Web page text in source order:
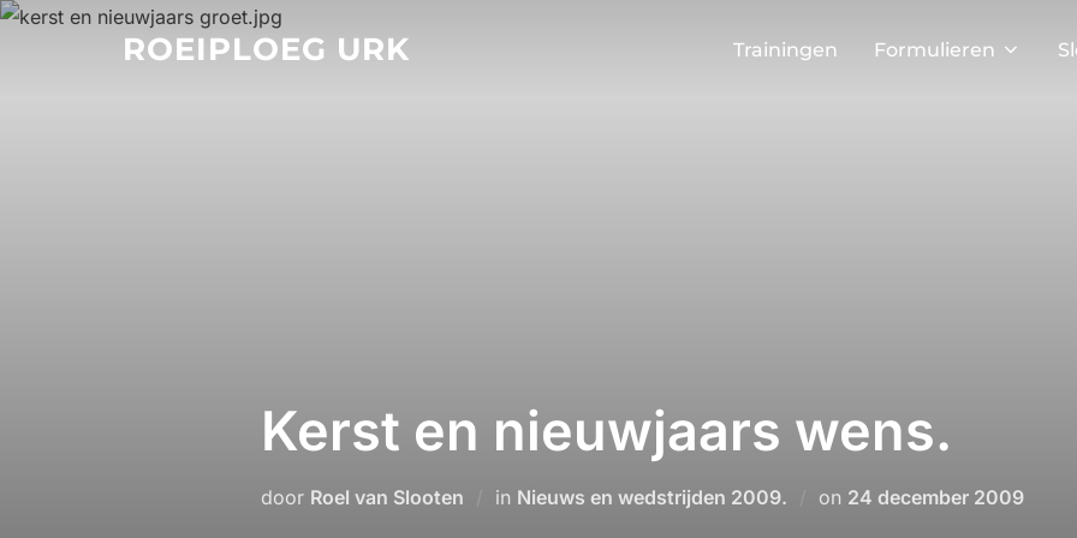
Ga
ROEIPLOEG URK Trainingen Formulieren
Kerst en nieuwjaars wens.
door Roel van Slooten in Nieuws en wedstrijden 2009. on Geplaatst
24 december 2009